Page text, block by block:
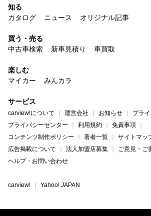
知る
カタログ
ニュース オリジナル記事
買う・売る
中古車検索
新車見積り 車買取
楽しむ
マイカー
みんカラ
サービス
carview!について 運営会社 お知らせ
プラ
プライバシーセンター
利用規約
免責事項
コンテンツ制作ポリシー
著者一覧
サイトマッ
広告掲載について
法人加盟店募集
ご意見・ご
ヘルプ・お問い合わせ
carview! Yahoo! JAPAN